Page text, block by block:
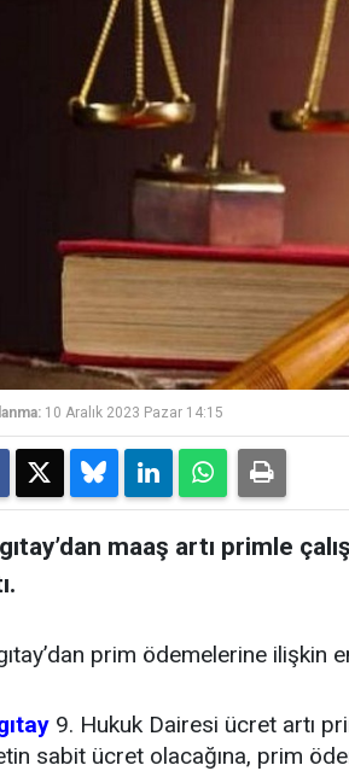
10 Aralık 2023 Pazar 14:15
maaş artı primle
prim ödemelerine ilişkin
9. Hukuk Dairesi ücret artı
sabit ücret olacağına, prim